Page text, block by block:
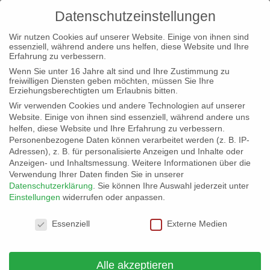
Starke Aufstellung – Ein klares
Zeichen für die Zukunft
von buendnis-c |26. Mai 2026|Allgemein
Datenschutzeinstellungen
Wir nutzen Cookies auf unserer Website. Einige von ihnen sind
essenziell, während andere uns helfen, diese Website und Ihre
Erfahrung zu verbessern.
Wenn Sie unter 16 Jahre alt sind und Ihre Zustimmung zu
freiwilligen Diensten geben möchten, müssen Sie Ihre
Erziehungsberechtigten um Erlaubnis bitten.
Wir verwenden Cookies und andere Technologien auf unserer
Website. Einige von ihnen sind essenziell, während andere uns
helfen, diese Website und Ihre Erfahrung zu verbessern.
Personenbezogene Daten können verarbeitet werden (z. B. IP-
Adressen), z. B. für personalisierte Anzeigen und Inhalte oder
Anzeigen- und Inhaltsmessung. Weitere Informationen über die
Verwendung Ihrer Daten finden Sie in unserer
Datenschutzerklärung
Sie können Ihre Auswahl jederzeit unter
Einstellungen widerrufen oder anpassen.
Essenziell
Externe Medien
Alle akzeptieren